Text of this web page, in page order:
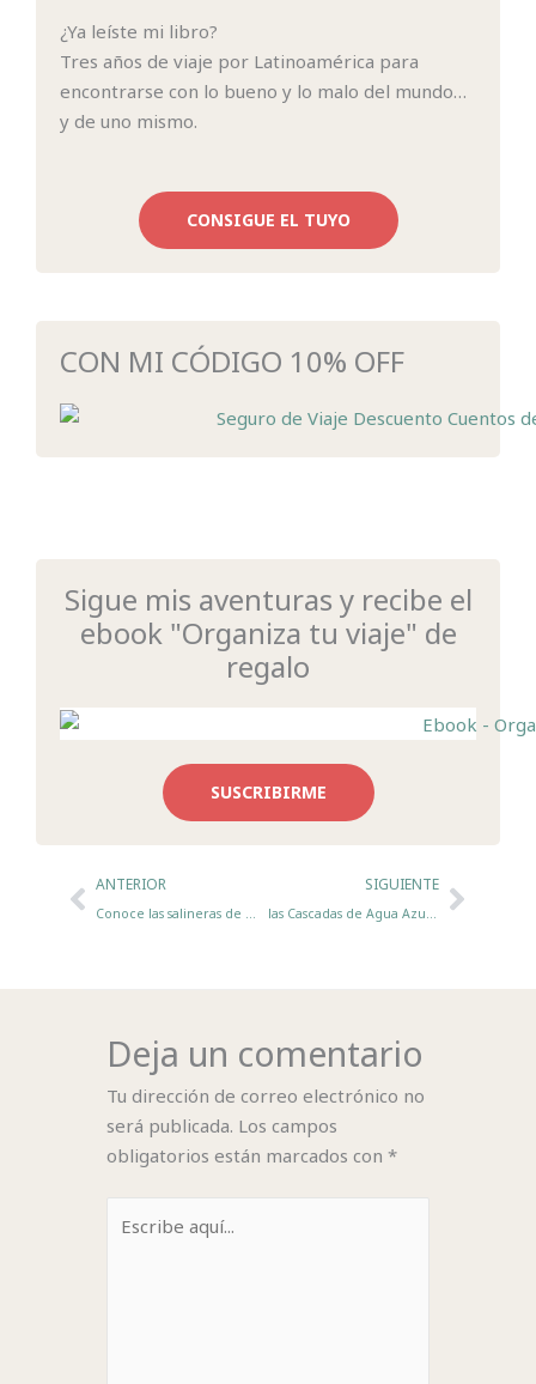
¿Ya leíste mi libro?
Tres años de viaje por Latinoamérica para
encontrarse con lo bueno y lo malo del mundo…
y de uno mismo.
CONSIGUE EL TUYO
CON MI CÓDIGO 10% OFF
Sigue mis aventuras y recibe el
ebook "Organiza tu viaje" de
regalo
SUSCRIBIRME
AntANTERIOR
Conoce las salineras de Maras en el Valle Sagrado
SIGUIENTE
las Cascadas de Agua Azul en Chiapas
Deja un comentario
Tu dirección de correo electrónico no
será publicada. Los campos
obligatorios están marcados con *
aquí...